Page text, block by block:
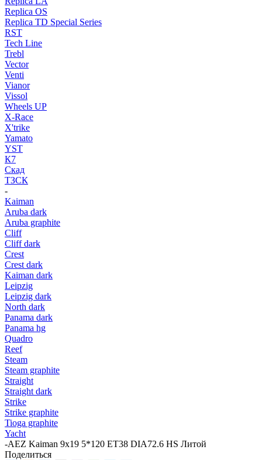
Replica OS
Replica TD Special Series
RST
Tech Line
Trebl
Vector
Venti
Vianor
Vissol
Wheels UP
X-Race
X'trike
Yamato
YST
К7
Скад
ТЗСК
-
Kaiman
Aruba dark
Aruba graphite
Cliff
Cliff dark
Crest
Crest dark
Kaiman dark
Leipzig
Leipzig dark
North dark
Panama dark
Panama hg
Quadro
Reef
Steam
Steam graphite
Straight
Straight dark
Strike
Strike graphite
Tioga graphite
Yacht
-AEZ Kaiman 9x19 5*120 ET38 DIA72.6 HS Литой
Поделиться